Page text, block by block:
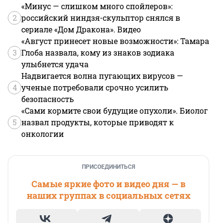
2
«Минус — слишком много спойлеров»:
российский ниндзя-скульптор снялся в
сериале «Дом Дракона». Видео
3
«Август принесет новые возможности»: Тамара
Глоба назвала, кому из знаков зодиака
улыбнется удача
4
Надвигается волна пугающих вирусов —
ученые потребовали срочно усилить
безопасность
5
«Сами кормите свои будущие опухоли». Биолог
назвал продукты, которые приводят к
онкологии
ПРИСОЕДИНИТЬСЯ
Самые яркие фото и видео дня — в
наших группах в социальных сетях